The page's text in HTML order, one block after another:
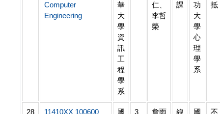
Computer
Engineering
華
大
學
資
訊
工
程
學
系
仁、
李哲
榮
課
功
大
學
心
理
學
系
抵
28 11410XX 100600 國 3 詹雨 線 國 不